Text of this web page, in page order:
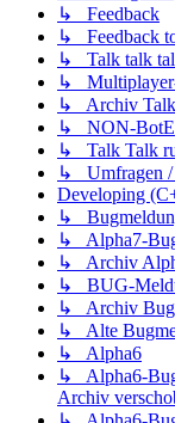
↳ Feedback
↳ Feedback
↳ Talk talk
↳ Multiplayer-
↳ Archiv
↳ NON-BotE
↳ Talk Talk
↳ Umfragen /
Developing
↳
↳ Alpha7-
↳ Archiv
↳ BUG-
↳ Archiv Bug-
↳ Alte
↳ Alpha6
↳ Alpha6-
Archiv